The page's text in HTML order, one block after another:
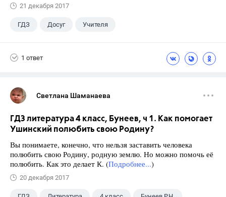
21 декабря 2017
ГДЗ Досуг Учителя
1 ответ
Светлана Шаманаева
ГДЗ литература 4 класс, Бунеев, ч 1. Как помогает
Ушинский полюбить свою Родину?
Вы понимаете, конечно, что нельзя заставить человека
полюбить свою Родину, родную землю. Но можно помочь её
полюбить. Как это делает К. (Подробнее...)
20 декабря 2017